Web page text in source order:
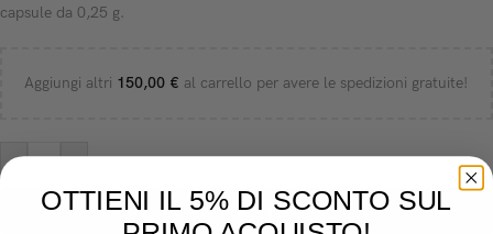
capsule da 0,25 g.
Aggiungi altri 150,00 € al carrello per avere le spedizioni gratuite!
-
AGGIUNGI AL CARRELLO
OTTIENI IL 5% DI SCONTO SUL